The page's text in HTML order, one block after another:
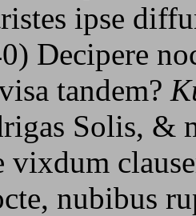
ipse
Decipere
tandem?
Solis, &
vixdum
nubibus